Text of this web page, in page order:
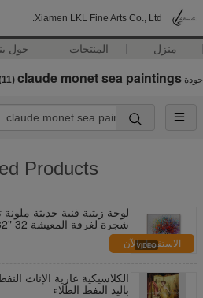
Xiamen LKL Fine Arts Co., Ltd.
منزل المنتجات حول
جودة claude monet sea paintings
Products
لوحة زيتية فنية حديثة
شجرة لغرفة المعيشة 32 "X 32"
الاستفسار الآن
الكلاسيكية عارية الإناث
باليد النفط الطلاء